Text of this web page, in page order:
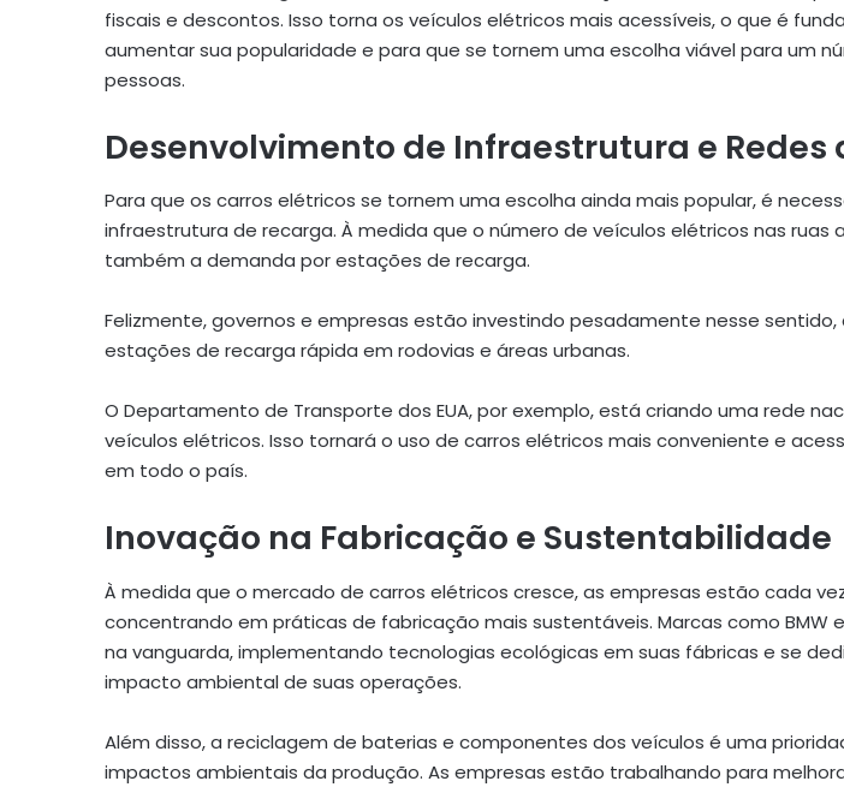
fiscais e descontos. Isso torna os veículos elétricos mais acessíveis, o que é
aumentar sua popularidade e para que se tornem uma escolha viável para um
pessoas.
Desenvolvimento de Infraestrutura e Redes
Para que os carros elétricos se tornem uma escolha ainda mais popular, é
infraestrutura de recarga. À medida que o número de veículos elétricos nas ruas
também a demanda por estações de recarga.
Felizmente, governos e empresas estão investindo pesadamente nesse
estações de recarga rápida em rodovias e áreas urbanas.
O Departamento de Transporte dos EUA, por exemplo, está criando uma rede
veículos elétricos. Isso tornará o uso de carros elétricos mais conveniente e
em todo o país.
Inovação na Fabricação e Sustentabilidade
À medida que o mercado de carros elétricos cresce, as empresas estão cada
concentrando em práticas de fabricação mais sustentáveis. Marcas como BMW
na vanguarda, implementando tecnologias ecológicas em suas fábricas e se
impacto ambiental de suas operações.
Além disso, a reciclagem de baterias e componentes dos veículos é uma
impactos ambientais da produção. As empresas estão trabalhando para